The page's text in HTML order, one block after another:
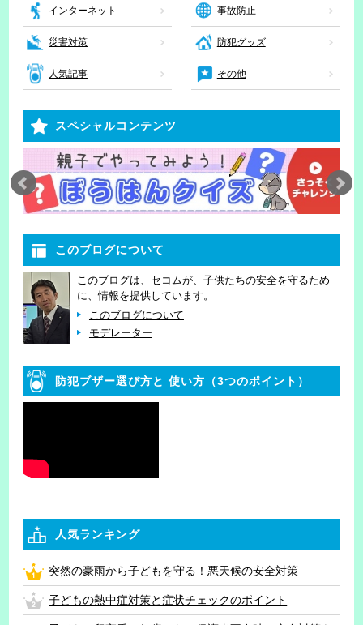
インターネット 事故防止
災害対策 防犯グッズ
人気記事 その他
スペシャルコンテンツ
このブログについて
このブログは、セコムが、子供たちの安全を守るため
に、情報を提供しています。
このブログについて
モデレーター
防犯ブザー選び方と 使い方（3つのポイント）
人気ランキング
突然の豪雨から子どもを守る！悪天候の安全対策
子どもの熱中症対策と症状チェックのポイント